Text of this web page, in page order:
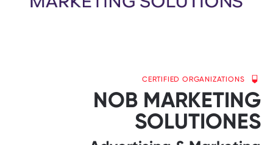
CERTIFIED ORGANIZATIONS
NOB MARKETING
SOLUTIONES